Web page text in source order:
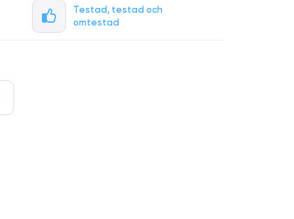
Testad, testad och
omtestad